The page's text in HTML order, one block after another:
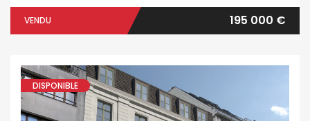
VENDU 195 000 €
DISPONIBLE